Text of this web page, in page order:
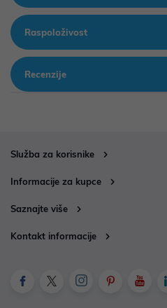
Raspoloživost
Recenzije
Služba za korisnike
Informacije za kupce
Saznajte više
Kontakt informacije